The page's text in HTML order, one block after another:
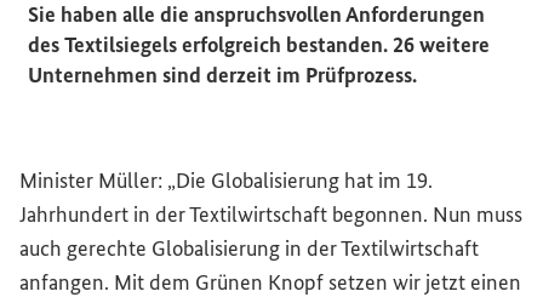
Sie haben alle die anspruchsvollen Anforderungen
des Textilsiegels erfolgreich bestanden. 26 weitere
Unternehmen sind derzeit im Prüfprozess.
Minister Müller: „Die Globalisierung hat im 19.
Jahrhundert in der Textilwirtschaft begonnen. Nun muss
auch gerechte Globalisierung in der Textilwirtschaft
anfangen. Mit dem Grünen Knopf setzen wir jetzt einen